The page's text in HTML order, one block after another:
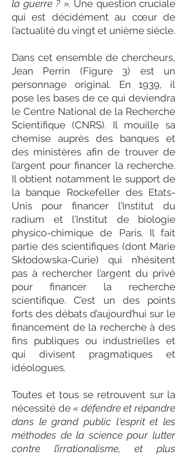
la guerre ? ». Une question cruciale
qui est décidément au cœur de
l’actualité du vingt et unième siècle.
Dans cet ensemble de chercheurs,
Jean Perrin (Figure 3) est un
personnage original. En 1939, il
pose les bases de ce qui deviendra
le Centre National de la Recherche
Scientifique (CNRS). Il mouille sa
chemise auprès des banques et
des ministères afin de trouver de
l’argent pour financer la recherche.
Il obtient notamment le support de
la banque Rockefeller des Etats-
Unis pour financer l’Institut du
radium et l’Institut de biologie
physico-chimique de Paris. Il fait
partie des scientifiques (dont Marie
Skłodowska-Curie) qui n’hésitent
pas à rechercher l’argent du privé
pour financer la recherche
scientifique. C’est un des points
forts des débats d’aujourd’hui sur le
financement de la recherche à des
fins publiques ou industrielles et
qui divisent pragmatiques et
idéologues.
Toutes et tous se retrouvent sur la
nécessité de« défendre et répandre
dans le grand public l‘esprit et les
méthodes de la science pour lutter
contre l’irrationalisme, et plus